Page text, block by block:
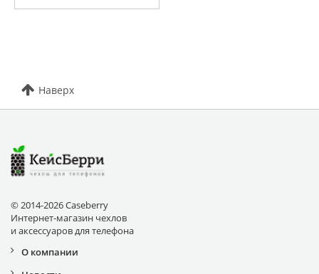
Наверх
© 2014-2026 Caseberry
Интернет-магазин чехлов
и аксессуаров для телефона
О компании